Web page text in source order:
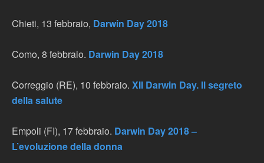
Chieti, 13 febbraio, Darwin Day 2018
Como, 8 febbraio. Darwin Day 2018
Correggio (RE), 10 febbraio. XII Darwin Day. Il segreto
della salute
Empoli (FI), 17 febbraio. Darwin Day 2018 –
L’evoluzione della donna